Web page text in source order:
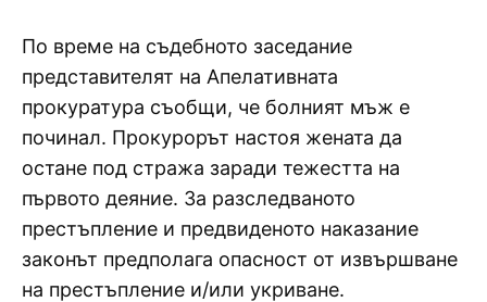
По време на съдебното заседание
представителят на Апелативната
прокуратура съобщи, че болният мъж е
починал. Прокурорът настоя жената да
остане под стража заради тежестта на
първото деяние. За разследваното
престъпление и предвиденото наказание
законът предполага опасност от извършване
на престъпление и/или укриване.